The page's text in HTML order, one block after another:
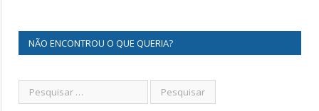
NÃO ENCONTROU O QUE QUERIA?